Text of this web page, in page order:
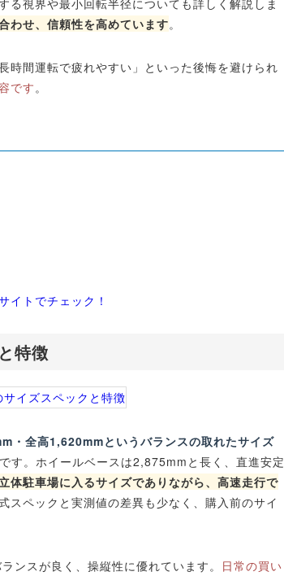
わせ、信頼性を高めています。
時間運転で疲れやすい」といった後悔を避けられ
です 。
イトでチェック！
特徴
・全高1,620mmというバランスの取れたサイズ
す。ホイールベースは2,875mmと長く、直進安定
体駐車場に入るサイズでありながら、高速走行で
スペックと実測値の差異も少なく、購入前のサイ
ンスが良く、操縦性に優れています。 日常の買い